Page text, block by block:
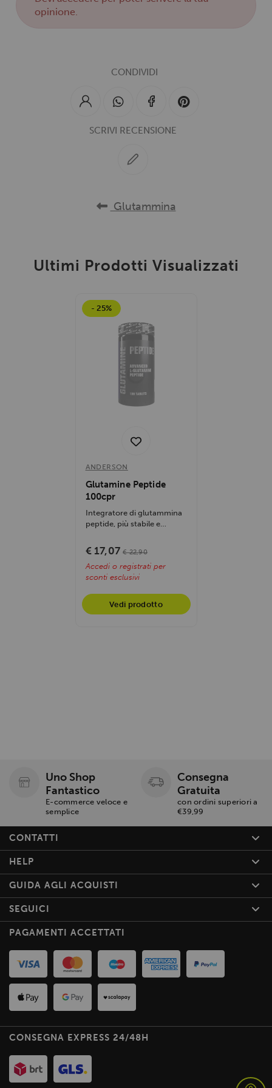
opinione.
CONDIVIDI
SCRIVI RECENSIONE
Glutammina
Ultimi Prodotti Visualizzati
- 25%
ANDERSON
Glutamine Peptide
100cpr
Integratore di glutammina
peptide, più stabile e
recupero...
€ 17,07 € 22,90
Accedi o registrati per
sconti esclusivi
Vedi prodotto
Uno Shop
Fantastico
E-commerce veloce e
semplice
Consegna
Gratuita
con ordini superiori a
€39,99
CONTATTI
HELP
GUIDA AGLI ACQUISTI
SEGUICI
PAGAMENTI ACCETTATI
CONSEGNA EXPRESS 24/48H